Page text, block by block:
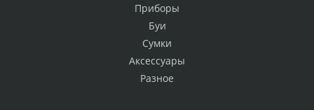
Приборы
Буи
Сумки
Аксессуары
Разное